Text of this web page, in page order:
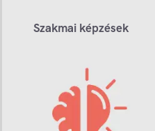
Szakmai képzések